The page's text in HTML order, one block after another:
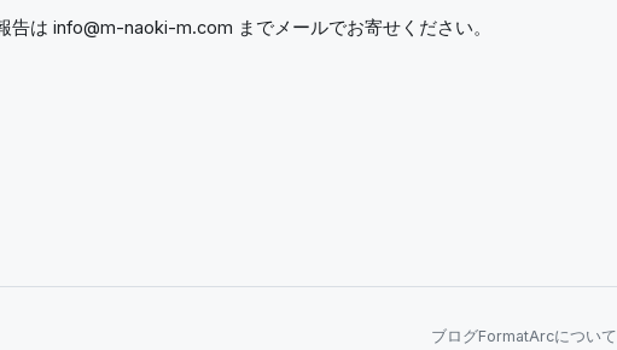
告は info@m-naoki-m.com までメールでお寄せください。
ブログFormatArcについて